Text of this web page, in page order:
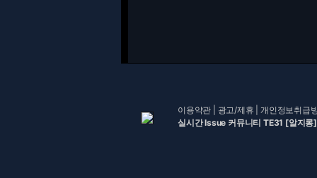
이용약관 광고/제휴 |개인정보취급
실시간 Issue 커뮤니티 TE31 [알지